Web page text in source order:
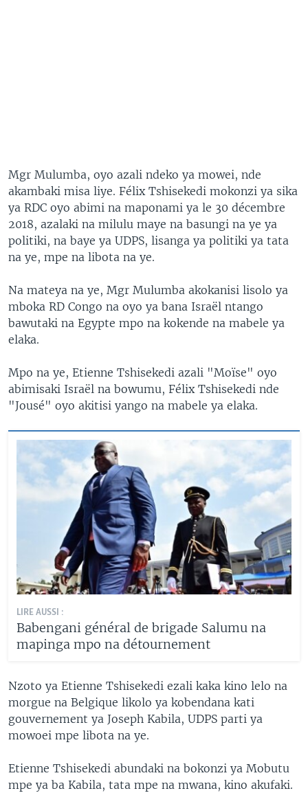
Mgr Mulumba, oyo azali ndeko ya mowei, nde
akambaki misa liye. Félix Tshisekedi mokonzi ya sika
ya RDC oyo abimi na maponami ya le 30 décembre
2018, azalaki na milulu maye na basungi na ye ya
politiki, na baye ya UDPS, lisanga ya politiki ya tata
na ye, mpe na libota na ye.
Na mateya na ye, Mgr Mulumba akokanisi lisolo ya
mboka RD Congo na oyo ya bana Israël ntango
bawutaki na Egypte mpo na kokende na mabele ya
elaka.
Mpo na ye, Etienne Tshisekedi azali "Moïse" oyo
abimisaki Israël na bowumu, Félix Tshisekedi nde
"Jousé" oyo akitisi yango na mabele ya elaka.
LIRE AUSSI :
Babengani général de brigade Salumu na
mapinga mpo na détournement
Nzoto ya Etienne Tshisekedi ezali kaka kino lelo na
morgue na Belgique likolo ya kobendana kati
gouvernement ya Joseph Kabila, UDPS parti ya
mowoei mpe libota na ye.
Etienne Tshisekedi abundaki na bokonzi ya Mobutu
mpe ya ba Kabila, tata mpe na mwana, kino akufaki.